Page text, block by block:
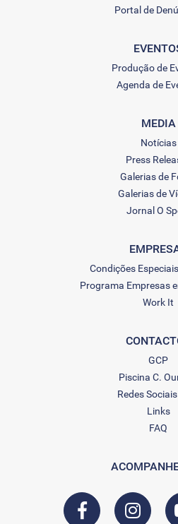
Portal de
Produção de
Agenda de
MEDIA
Notícias
Press
Galerias de
Galerias de
Jornal O
Condições
Programa Empresas
Work It
GCP
Piscina C.
Redes
Links
FAQ